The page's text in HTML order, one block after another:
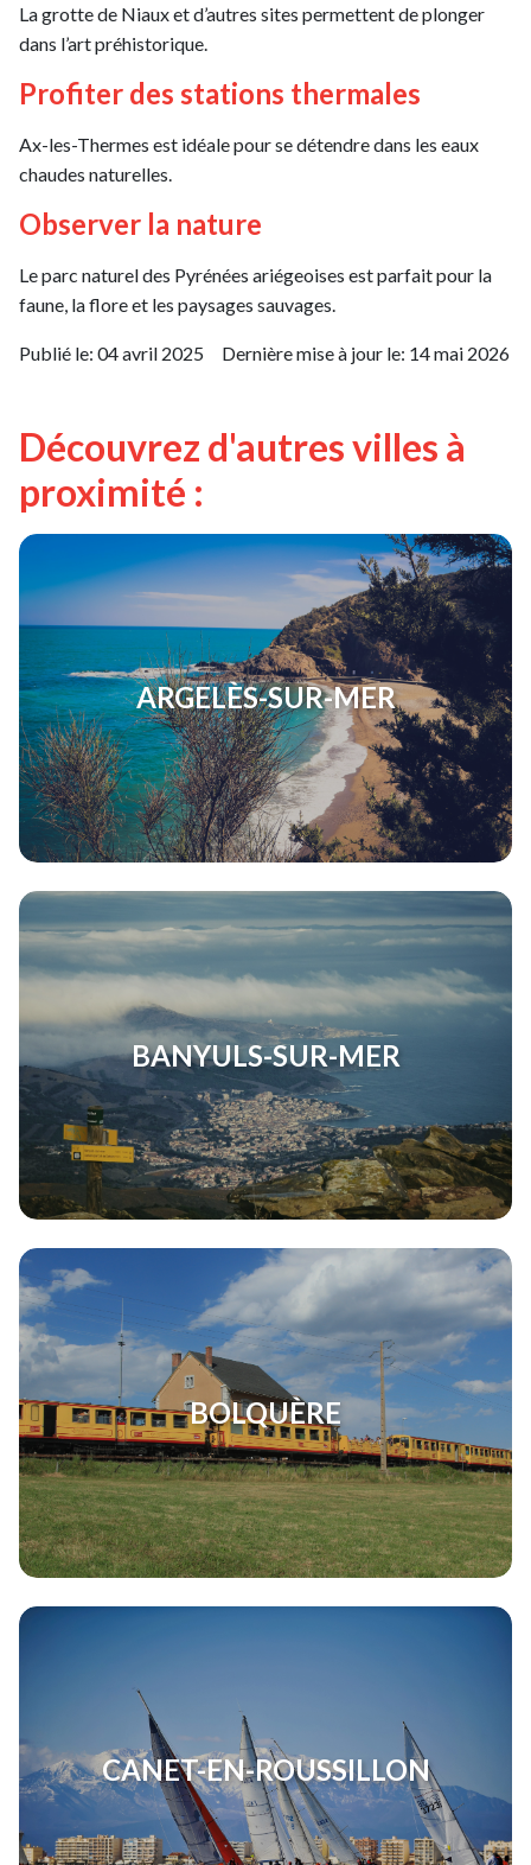
La grotte de Niaux et d’autres sites permettent de plonger
dans l’art préhistorique.
Profiter des stations thermales
Ax-les-Thermes est idéale pour se détendre dans les eaux
chaudes naturelles.
Observer la nature
Le parc naturel des Pyrénées ariégeoises est parfait pour la
faune, la flore et les paysages sauvages.
Publié le: 04 avril 2025 Dernière mise à jour le: 14 mai 2026
Découvrez d'autres villes à
proximité :
ARGELÈS-SUR-MER
BANYULS-SUR-MER
BOLQUÈRE
CANET-EN-ROUSSILLON